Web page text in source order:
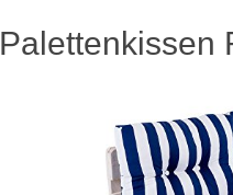
Palettenkissen